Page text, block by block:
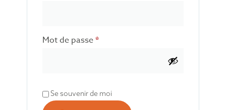
Mot de passe*
Se souvenir de moi